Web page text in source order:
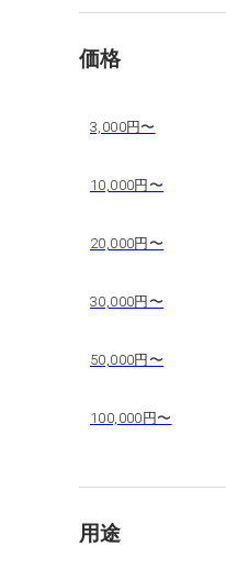
価格
3,000円〜
10,000円〜
20,000円〜
30,000円〜
50,000円〜
100,000円〜
用途